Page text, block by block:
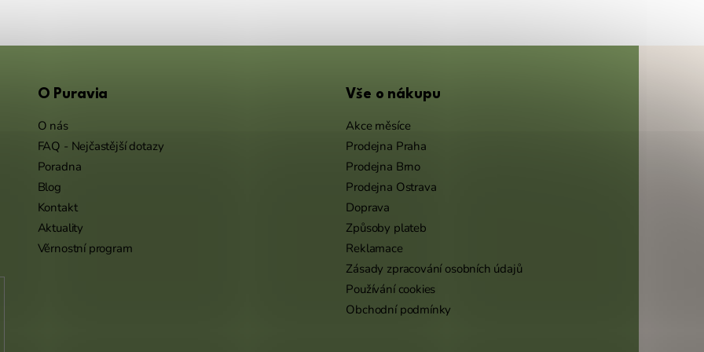
O Puravia
O nás
FAQ - Nejčastější dotazy
Poradna
Blog
Kontakt
Aktuality
Věrnostní program
Vše o nákupu
Akce měsíce
Prodejna Praha
Prodejna Brno
Prodejna Ostrava
Doprava
Způsoby plateb
Reklamace
Zásady zpracování osobních údajů
Používání cookies
Obchodní podmínky